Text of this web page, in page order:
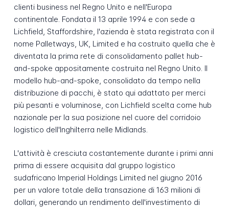
clienti business nel Regno Unito e nell'Europa
continentale. Fondata il 13 aprile 1994 e con sede a
Lichfield, Staffordshire, l'azienda è stata registrata con il
nome Palletways, UK, Limited e ha costruito quella che è
diventata la prima rete di consolidamento pallet hub-
and-spoke appositamente costruita nel Regno Unito. Il
modello hub-and-spoke, consolidato da tempo nella
distribuzione di pacchi, è stato qui adattato per merci
più pesanti e voluminose, con Lichfield scelta come hub
nazionale per la sua posizione nel cuore del corridoio
logistico dell'Inghilterra nelle Midlands.
L'attività è cresciuta costantemente durante i primi anni
prima di essere acquisita dal gruppo logistico
sudafricano Imperial Holdings Limited nel giugno 2016
per un valore totale della transazione di 163 milioni di
dollari, generando un rendimento dell'investimento di